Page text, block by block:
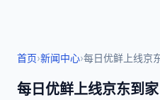
首页›新闻中心›每日优鲜上线京
每日优鲜上线京东到